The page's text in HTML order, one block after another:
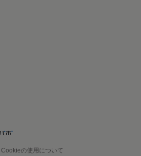
Cookieの使用について